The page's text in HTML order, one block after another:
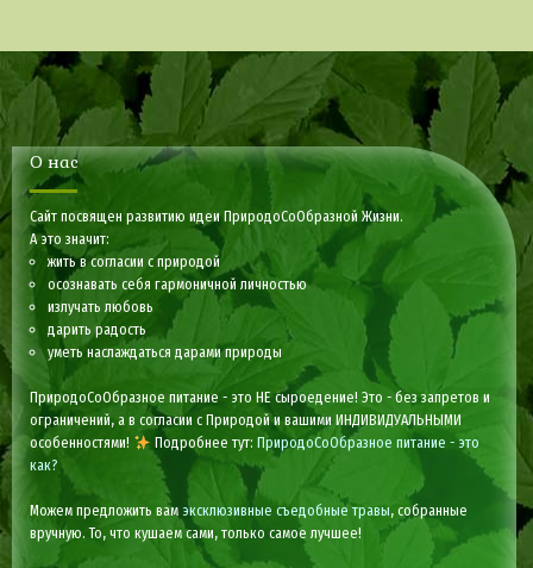
О нас
Сайт посвящен развитию идеи ПриродоСоОбразной Жизни.
А это значит:
жить в согласии с природой
осознавать себя гармоничной личностью
излучать любовь
дарить радость
уметь наслаждаться дарами природы
ПриродоСоОбразное питание - это НЕ сыроедение! Это - без запретов и
ограничений, а в согласии с Природой и вашими ИНДИВИДУАЛЬНЫМИ
особенностями!
Подробнее тут: ПриродоСоОбразное питание - это
как?
Можем предложить вам эксклюзивные съедобные травы, собранные
вручную. То, что кушаем сами, только самое лучшее!